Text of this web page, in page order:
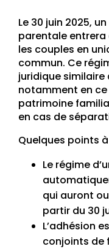
Le 30 juin 2025,
parentale entrera
les couples en
commun. Ce
juridique similaire
notamment en
patrimoine
en cas de
Quelques points
Le régime
qui auront
partir du 30
L’adhésion
conjoints de